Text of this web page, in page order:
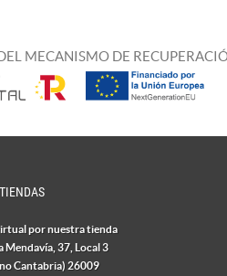
MECANISMO DE
por nuestra tienda
Mendavía, 37, Local 3
Cantabria) 26009